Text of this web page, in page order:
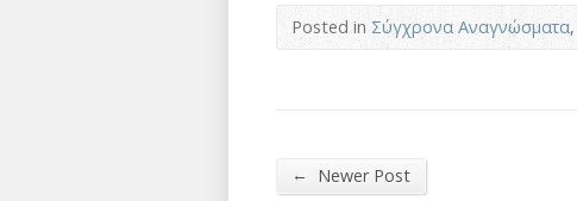
Posted inΣύγχρονα Αναγνώσματα,
← Newer Post